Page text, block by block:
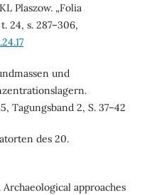
Plaszow. „Folia
24, s. 287–306,
und
Tagungsband 2, S. 37–42
des 20.
approaches